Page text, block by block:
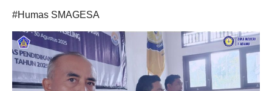
#Humas SMAGESA